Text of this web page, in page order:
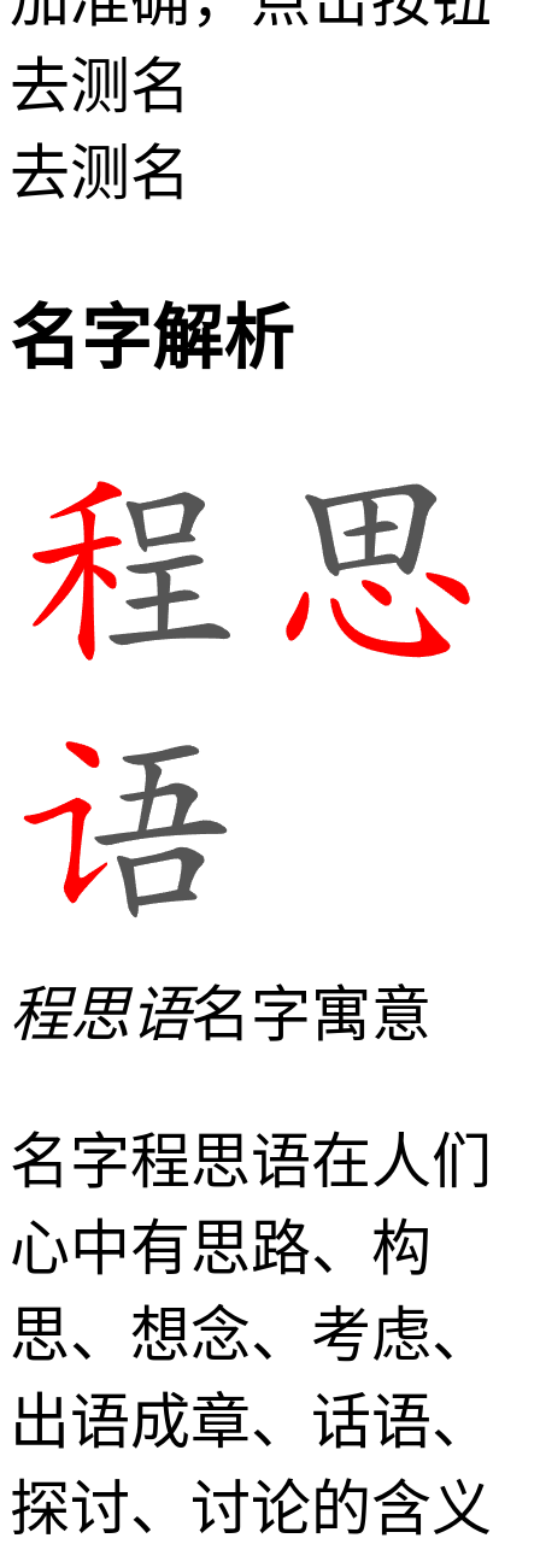
去测名
去测名
名字解析
程思语名字寓意
名字程思语在人们
心中有思路、构
思、想念、考虑、
出语成章、话语、
探讨、讨论的含义